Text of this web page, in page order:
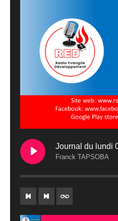
Journal du lundi
Franck TAPSOBA